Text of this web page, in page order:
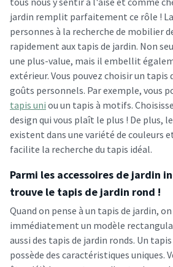
jardin remplit parfaitement ce rôle !
personnes à la recherche de mobilier
rapidement aux tapis de jardin. Non
une plus-value, mais il embellit
extérieur. Vous pouvez choisir un tapis
goûts personnels. Par exemple, vous
tapis uni ou un tapis à motifs.
design qui vous plaît le plus ! De plus,
existent dans une variété de couleurs
facilite la recherche du tapis idéal.
Parmi les accessoires de jardin
trouve le tapis de jardin rond !
Quand on pense à un tapis de jardin,
immédiatement un modèle
aussi des tapis de jardin ronds. Un
possède des caractéristiques uniques.